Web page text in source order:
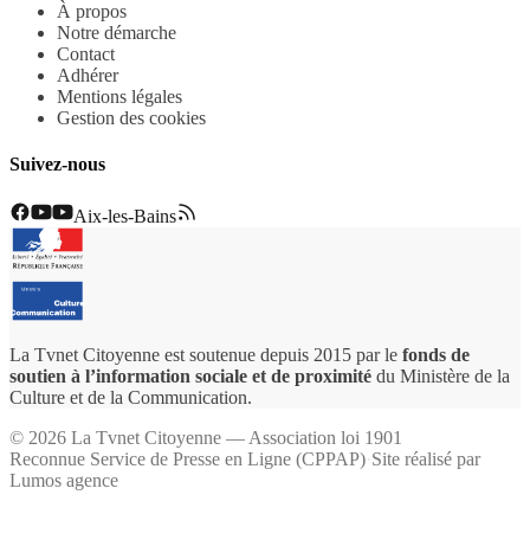
À propos
Notre démarche
Contact
Adhérer
Mentions légales
Gestion des cookies
Suivez-nous
Aix-les-Bains
La Tvnet Citoyenne est soutenue depuis 2015 par le fonds de
soutien à l’information sociale et de proximité du Ministère de la
Culture et de la Communication.
© 2026 La Tvnet Citoyenne — Association loi 1901
Reconnue Service de Presse en Ligne (CPPAP)·Site réalisé par
Lumos agence